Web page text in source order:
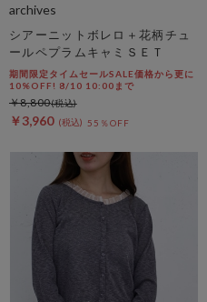
archives
シアーニットボレロ＋花柄チュ
ールペプラムキャミＳＥＴ
期間限定タイムセールSALE価格から更に
10%OFF! 8/10 10:00まで
￥8,800
￥3,960 55％OFF